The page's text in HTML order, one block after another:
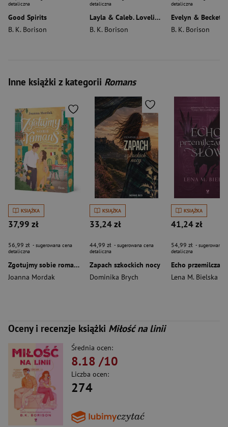
detaliczna
Good Spirits
B. K. Borison
detaliczna
Layla & Caleb. Lovelight Farms. Tom 3
B. K. Borison
detaliczna
B. K. Borison
Inne książki z kategorii Romans
KSIĄŻKA
37,99 zł
56,99 zł - sugerowana cena
detaliczna
Zgotujmy sobie romans (ilustrowane brzegi)
Joanna Mordak
KSIĄŻKA
33,24 zł
44,99 zł - sugerowana cena
detaliczna
Zapach szkockich nocy
Dominika Brych
KSIĄŻKA
41,24 zł
54,99 zł - sugerowana
detaliczna
Lena M. Bielska
Oceny i recenzje książki Miłość na linii
Średnia ocen:
8.18 /10
Liczba ocen:
274